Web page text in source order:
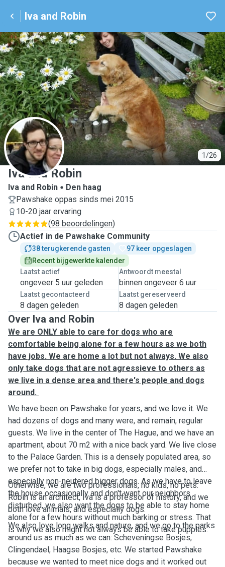
Iva and Robin
1/26
I
Iva and Robin
Iva and Robin
Den haag
Pawshake oppas sinds mei 2015
10-20 jaar ervaring
(98 beoordelingen)
Actief in de Pawshake Community
38 terugkerende gasten
97 keer opgeslagen
Recent bijgewerkte kalender
Laatst actief
ongeveer 5 uur geleden
Antwoordt meestal
binnen ongeveer 6 uur
Laatst gecontacteerd
8 dagen geleden
Laatst gereserveerd
8 dagen geleden
Over Iva and Robin
We are ONLY able to care for dogs who are
comfortable being alone for a few hours as we both
have jobs. We are home a lot but not always. We also
only take dogs that are not agressieve to others as
we live in a dense area and there's people and dogs
around.
We have been on Pawshake for years, and we love it. We
had dozens of dogs and many were, and remain, regular
guests. We live in the center of The Hague, and we have an
apartment, about 70 m2 with a nice back yard. We live close
to the Palace Garden. This is a densely populated area, so
we prefer not to take in big dogs, especially males, and
especially non-neutered bigger dogs. As we have to leave
the house occasionally and don't want our neighbors
disturbed, we also want the dogs to be able to stay home
alone for a few hours without much barking or stress. That
is why we also might not always be able to take puppies.
Otherwise, we are two professionals, no kids, no pets.
Robin is an architect, Iva is a professor of history, and we
both love animals, and especially dogs.
We also love long walks and nature, and we go to the parks
around us as much as we can: Scheveningse Bosjes,
Clingendael, Haagse Bosjes, etc. We started Pawshake
because we wanted to meet nice dogs and it worked out